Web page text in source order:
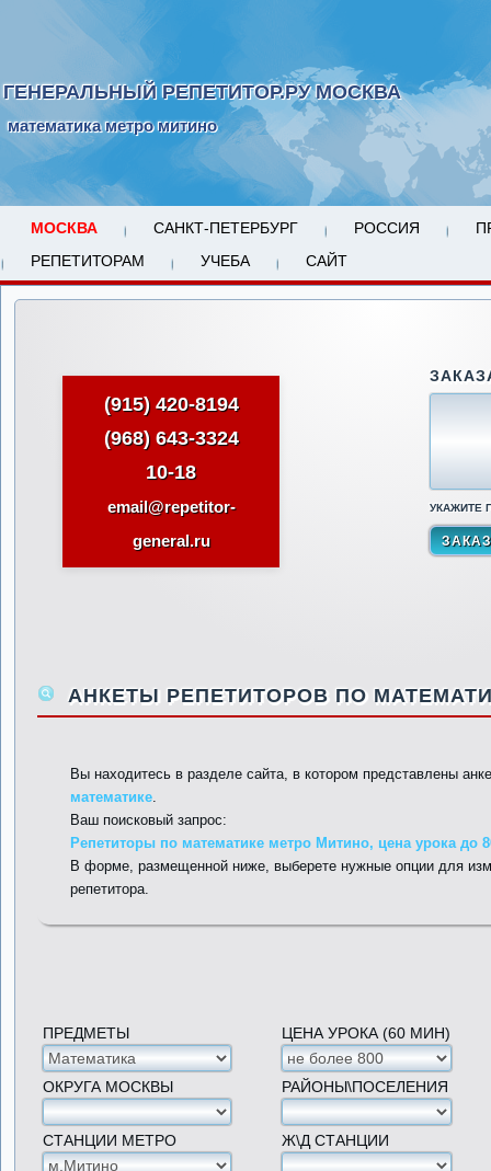
ГЕНЕРАЛЬНЫЙ РЕПЕТИТОР.РУ МОСКВА
математика метро митино
МОСКВА САНКТ-ПЕТЕРБУРГ РОССИЯ
РЕПЕТИТОРАМ
УЧЕБА САЙТ
(915) 420-8194
(968) 643-3324
10-18
email@repetitor-
general.ru
УКАЖИТЕ
АНКЕТЫ РЕПЕТИТОРОВ ПО
Вы находитесь в разделе сайта, в котором представлены
математике.
Ваш поисковый запрос:
Репетиторы по математике метро Митино, цена урока до
В форме, размещенной ниже, выберете нужные опции для
репетитора.
ПРЕДМЕТЫ ЦЕНА УРОКА (60 МИН)
ОКРУГА МОСКВЫ РАЙОНЫ\ПОСЕЛЕНИЯ
СТАНЦИИ МЕТРО Ж\Д СТАНЦИИ